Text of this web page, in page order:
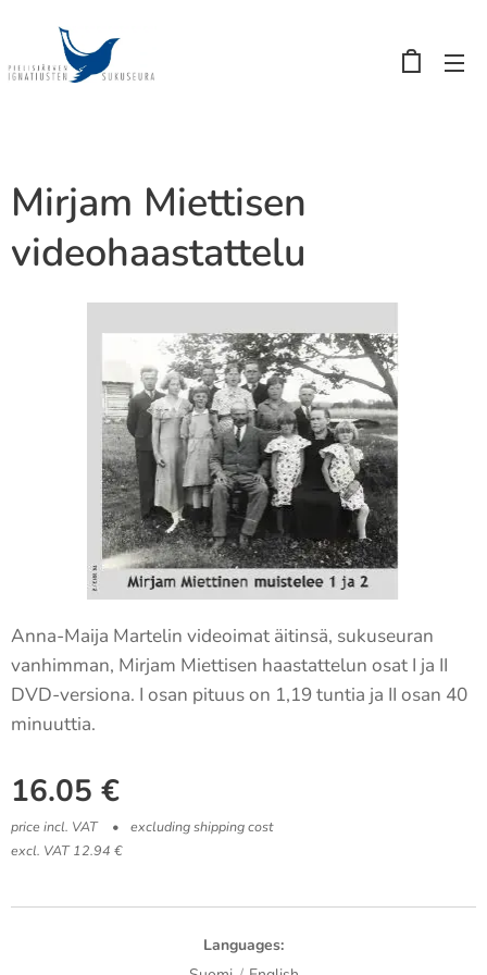
Mirjam Miettisen
videohaastattelu
Anna-Maija Martelin videoimat äitinsä, sukuseuran
vanhimman, Mirjam Miettisen haastattelun osat I ja II
DVD-versiona. I osan pituus on 1,19 tuntia ja II osan 40
minuuttia.
16.05 €
price incl. VAT
excluding shipping cost
excl. VAT 12.94 €
Languages